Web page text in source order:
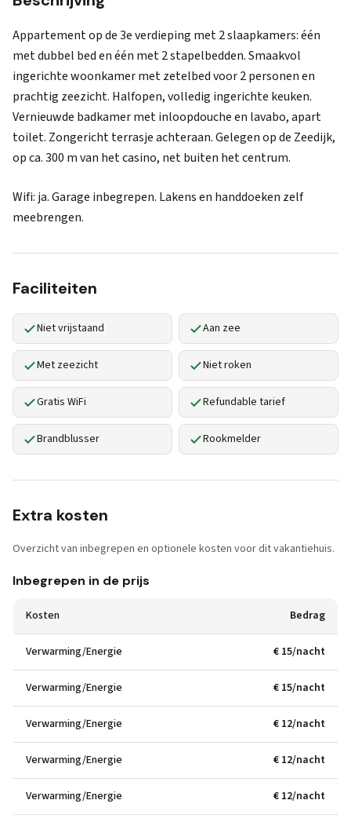
Appartement op de 3e verdieping met 2 slaapkamers: één
met dubbel bed en één met 2 stapelbedden. Smaakvol
ingerichte woonkamer met zetelbed voor 2 personen en
prachtig zeezicht. Halfopen, volledig ingerichte keuken.
Vernieuwde badkamer met inloopdouche en lavabo, apart
toilet. Zongericht terrasje achteraan. Gelegen op de Zeedijk,
op ca. 300 m van het casino, net buiten het centrum.
Wifi: ja. Garage inbegrepen. Lakens en handdoeken zelf
meebrengen.
Faciliteiten
Niet vrijstaand Aan zee
Met zeezicht Niet roken
Gratis WiFi Refundable tarief
Brandblusser Rookmelder
Extra kosten
Overzicht van inbegrepen en optionele kosten voor dit vakantiehuis.
Inbegrepen in de prijs
Kosten Bedrag
Verwarming/Energie € 15/nacht
Verwarming/Energie € 15/nacht
Verwarming/Energie € 12/nacht
Verwarming/Energie € 12/nacht
Verwarming/Energie € 12/nacht